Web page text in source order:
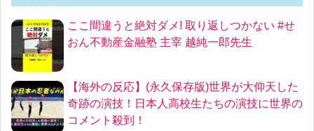
ここ間違うと絶対ダメ! 取り返しつかない #せ
おん不動産金融塾 主宰 越純一郎先生
【海外の反応】(永久保存版)世界が大仰天した
奇跡の演技！日本人高校生たちの演技に世界の
コメント殺到！